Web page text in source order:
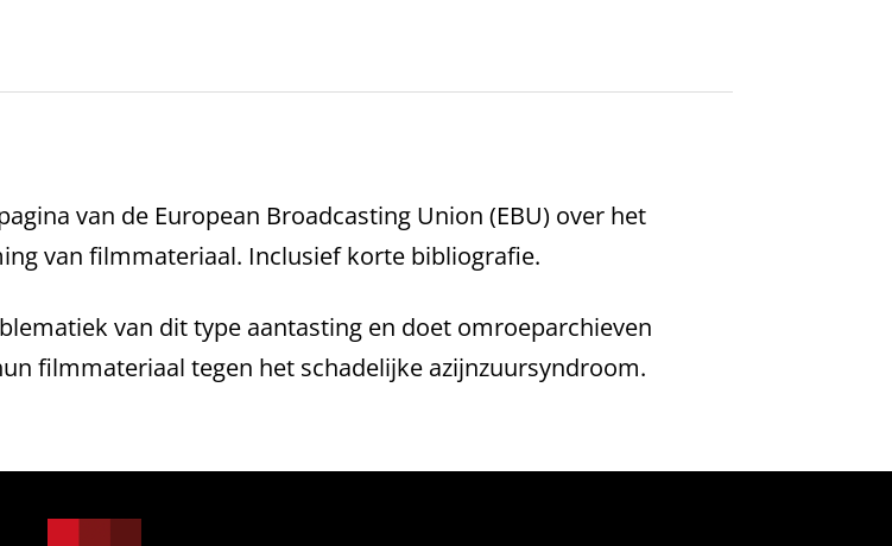
van de European Broadcasting Union (EBU) over het
van filmmateriaal. Inclusief korte bibliografie.
van dit type aantasting en doet omroeparchieven
filmmateriaal tegen het schadelijke azijnzuursyndroom.